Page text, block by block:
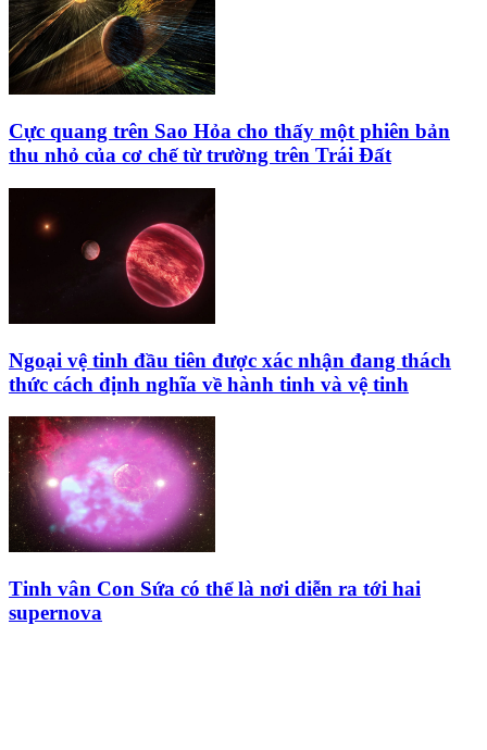
Cực quang trên Sao Hỏa cho thấy một phiên bản
thu nhỏ của cơ chế từ trường trên Trái Đất
Ngoại vệ tinh đầu tiên được xác nhận đang thách
thức cách định nghĩa về hành tinh và vệ tinh
Tinh vân Con Sứa có thể là nơi diễn ra tới hai
supernova